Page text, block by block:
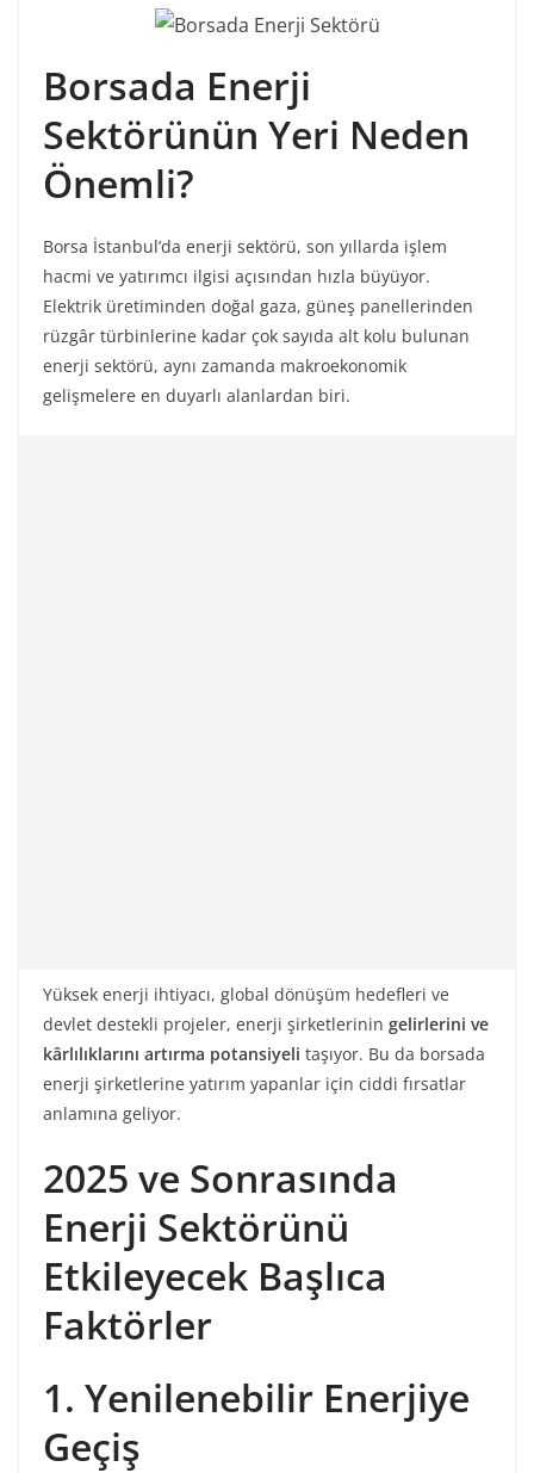
Borsada Enerji
Sektörünün Yeri Neden
Önemli?
Borsa İstanbul’da enerji sektörü, son yıllarda işlem
hacmi ve yatırımcı ilgisi açısından hızla büyüyor.
Elektrik üretiminden doğal gaza, güneş panellerinden
rüzgâr türbinlerine kadar çok sayıda alt kolu bulunan
enerji sektörü, aynı zamanda makroekonomik
gelişmelere en duyarlı alanlardan biri.
Yüksek enerji ihtiyacı, global dönüşüm hedefleri ve
devlet destekli projeler, enerji şirketlerinin gelirlerini ve
kârlılıklarını artırma potansiyeli taşıyor. Bu da borsada
enerji şirketlerine yatırım yapanlar için ciddi fırsatlar
anlamına geliyor.
2025 ve Sonrasında
Enerji Sektörünü
Etkileyecek Başlıca
Faktörler
1. Yenilenebilir Enerjiye
Geçiş